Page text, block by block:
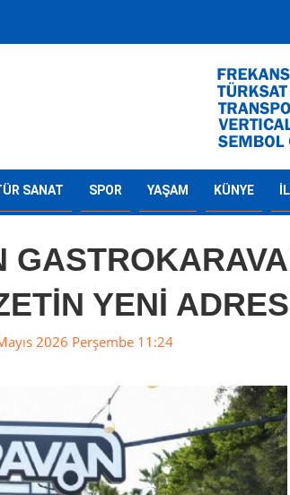
SANAT SPOR YAŞAM KÜNYE
YENİ
2026 Perşembe 11:24